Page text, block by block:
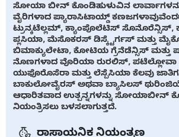
ಸೋಯಾ ಬೀನ್ ಕೊಂಡಿಹುಳುವಿನ ಲಾರ್ವಾಗಳನ್ನು
ವೈರಿಗಳಾದ ಪ್ಯಾರಾಸಿಟಾಯ್ಡ್
ಟ್ರುನ್ಕಟೆಲ್ಲಮ್, ಕ್ಯಾಂಪೊಲೆಟಿಸ್ ಸೊನೊರೆನ್ಸಿಸ್,
ಪ್ಲಸಿಯಾ, ಮೆಸೊಕರಸ್ ಡಿಸ್ಕ್ಟೆರ್ಗಸ್ ಮತ್ತು
ಬಿಮಾಕ್ಯುಲೇಟಾ, ಕೋಟಿಯ ಗ್ರೆನೆಡೆನ್ಸಿಸ್ ಮತ್ತು
ನೊಣಗಳಾದ ವೊರಿಯಾ ರುರಲಿಸ್,
ಯುಫೊರೊಸೆರಾ ಮತ್ತು ಲೆಸ್ಪೆಸಿಯಾ ಕೆಲವು
ಬಾಕುಲೋವೈರಸ್ ಅಥವಾ ಬ್ಯಾಸಿಲಸ್
ಆಧಾರಿತವಾದ ಉತ್ಪನ್ನಗಳನ್ನು ಸೋಯಾಬೀನ್
ನಿಯಂತ್ರಿಸಲು ಬಳಸಲಾಗುತ್ತದೆ.
ರಾಸಾಯನಿಕ ನಿಯಂತ್ರಣ